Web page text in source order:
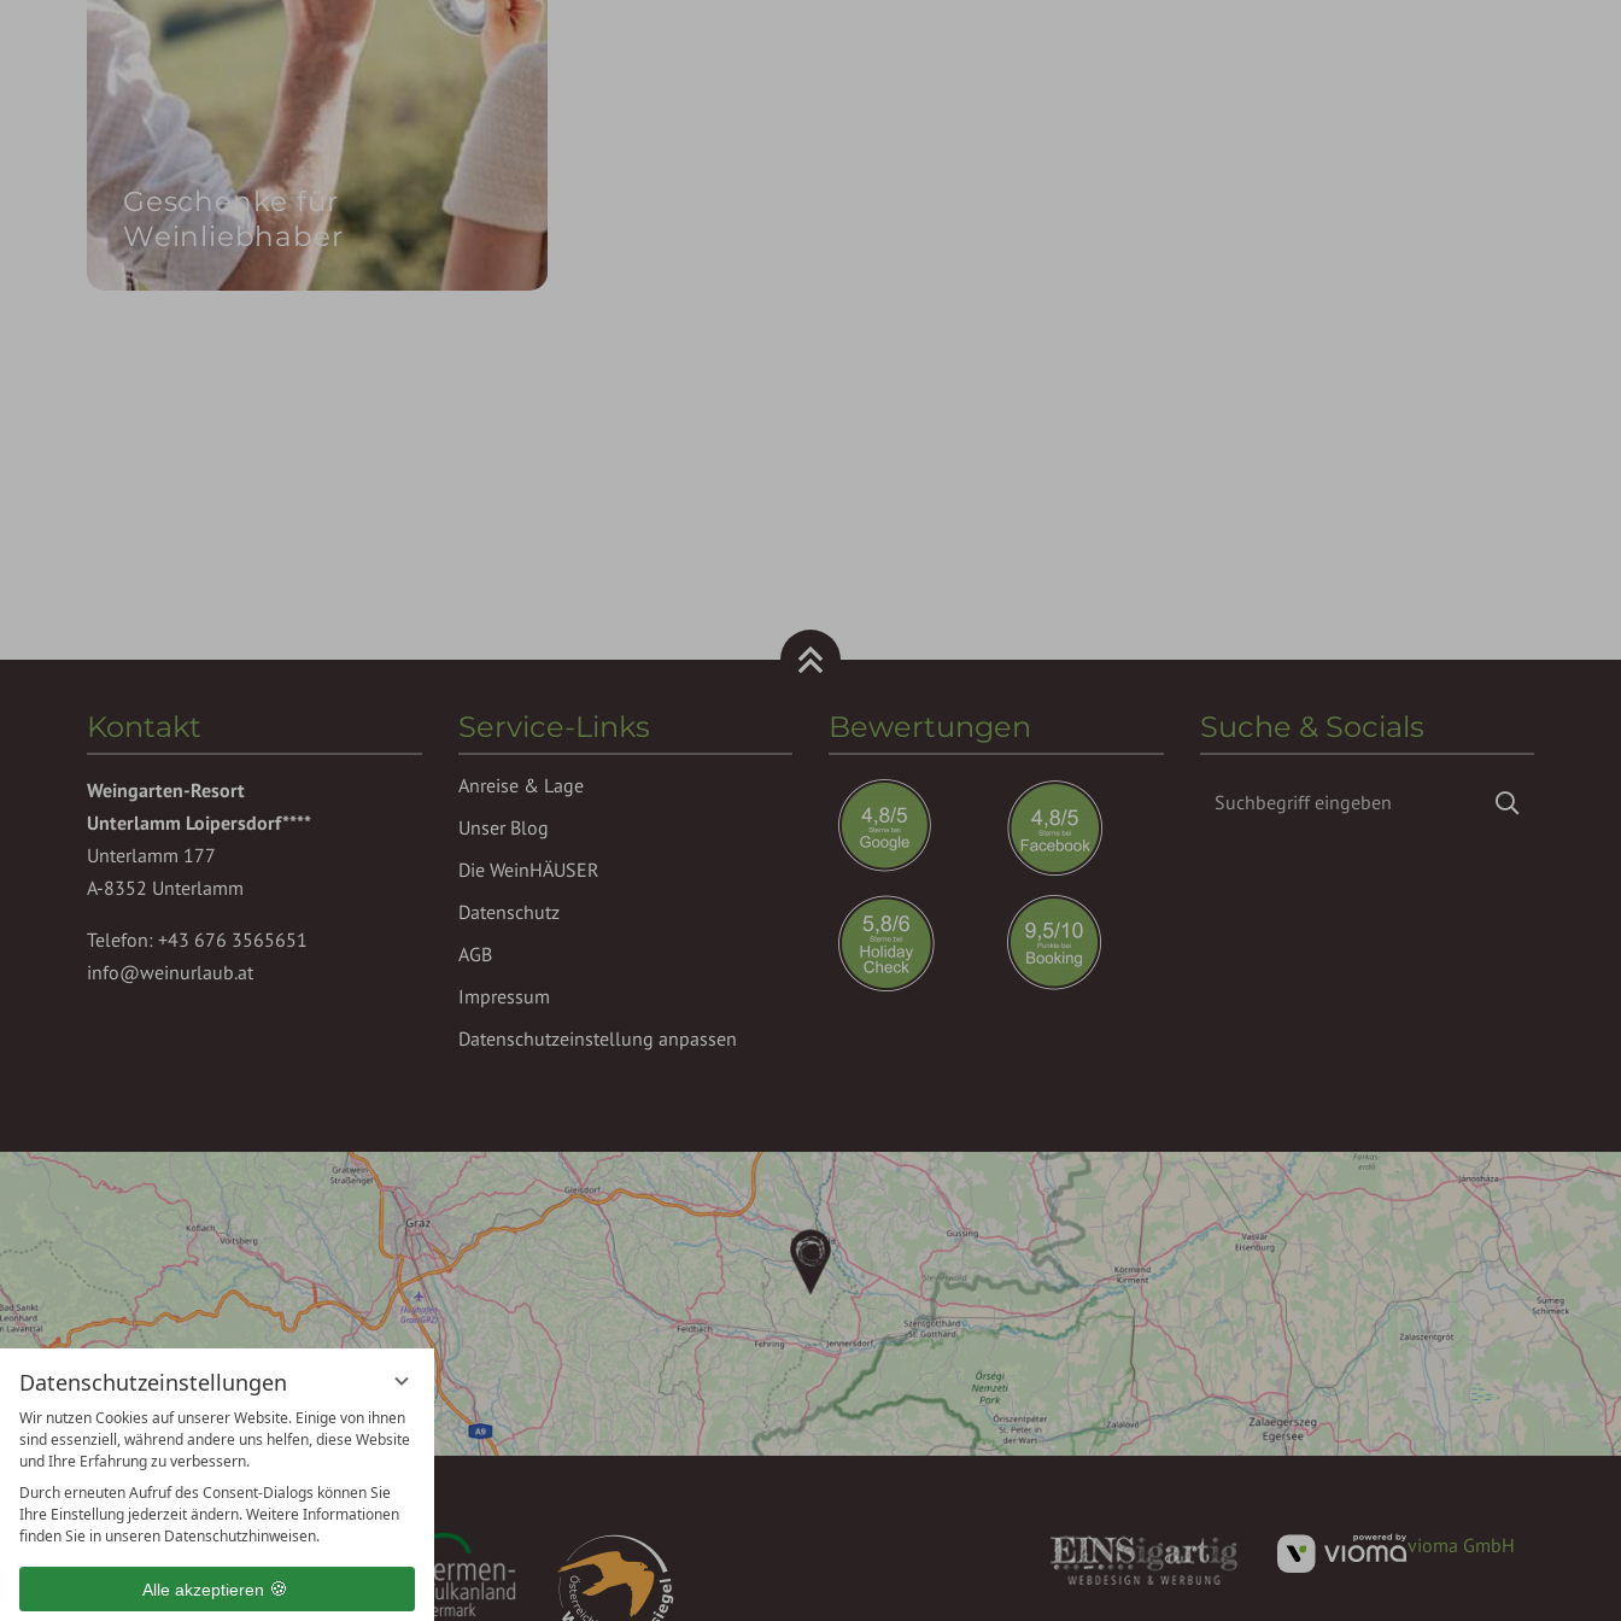
Datenschutzeinstellungen
Wir nutzen Cookies auf unserer Website. Einige von ihnen
sind essenziell, während andere uns helfen, diese Website
und Ihre Erfahrung zu verbessern.
Durch erneuten Aufruf des Consent-Dialogs können Sie
Ihre Einstellung jederzeit ändern. Weitere Informationen
finden Sie in unseren Datenschutzhinweisen.
Alle akzeptieren
Geschenke für
Weinliebhaber
Kontakt
Weingarten-Resort
Unterlamm Loipersdorf****
Unterlamm 177
A-8352 Unterlamm
Telefon: +43 676 3565651
info@weinurlaub.at
Service-Links
Anreise & Lage
Unser Blog
Die WeinHÄUSER
Datenschutz
AGB
Impressum
Datenschutzeinstellung anpassen
Bewertungen Suche & Socials
vioma GmbH